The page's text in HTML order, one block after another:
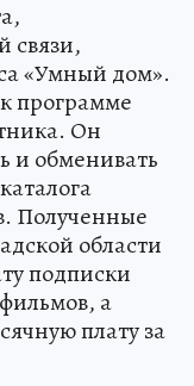
связи,
«Умный дом».
программе
Он
и обменивать
Полученные
области
подписки
а
плату за